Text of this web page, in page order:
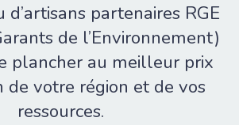
d’artisans partenaires RGE
de l’Environnement)
plancher au meilleur prix
de votre région et de vos
ressources.